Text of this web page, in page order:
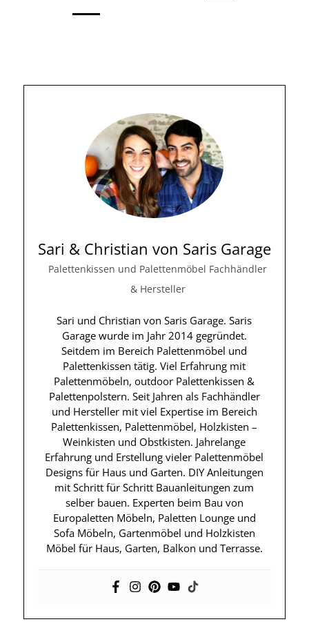
Sari & Christian von Saris Garage
Palettenkissen und Palettenmöbel Fachhändler
& Hersteller
Sari und Christian von Saris Garage. Saris
Garage wurde im Jahr 2014 gegründet.
Seitdem im Bereich Palettenmöbel und
Palettenkissen tätig. Viel Erfahrung mit
Palettenmöbeln, outdoor Palettenkissen &
Palettenpolstern. Seit Jahren als Fachhändler
und Hersteller mit viel Expertise im Bereich
Palettenkissen, Palettenmöbel, Holzkisten –
Weinkisten und Obstkisten. Jahrelange
Erfahrung und Erstellung vieler Palettenmöbel
Designs für Haus und Garten. DIY Anleitungen
mit Schritt für Schritt Bauanleitungen zum
selber bauen. Experten beim Bau von
Europaletten Möbeln, Paletten Lounge und
Sofa Möbeln, Gartenmöbel und Holzkisten
Möbel für Haus, Garten, Balkon und Terrasse.